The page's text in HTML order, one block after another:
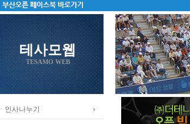
테사모웹
TESAMO WEB
ㆍ인사나누기